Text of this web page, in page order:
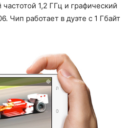
1,2 ГГц и графический
Чип работает в дуэте с 1 Гбайт